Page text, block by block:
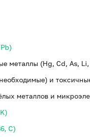
металлы (Hg, Cd, As, Li,
и
металлов и
С)